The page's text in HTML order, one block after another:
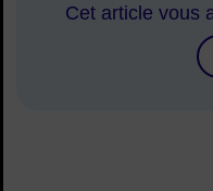
Cet article vous